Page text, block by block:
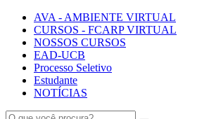
AVA - AMBIENTE VIRTUAL
CURSOS - FCARP VIRTUAL
NOSSOS CURSOS
EAD-UCB
Processo Seletivo
Estudante
NOTÍCIAS